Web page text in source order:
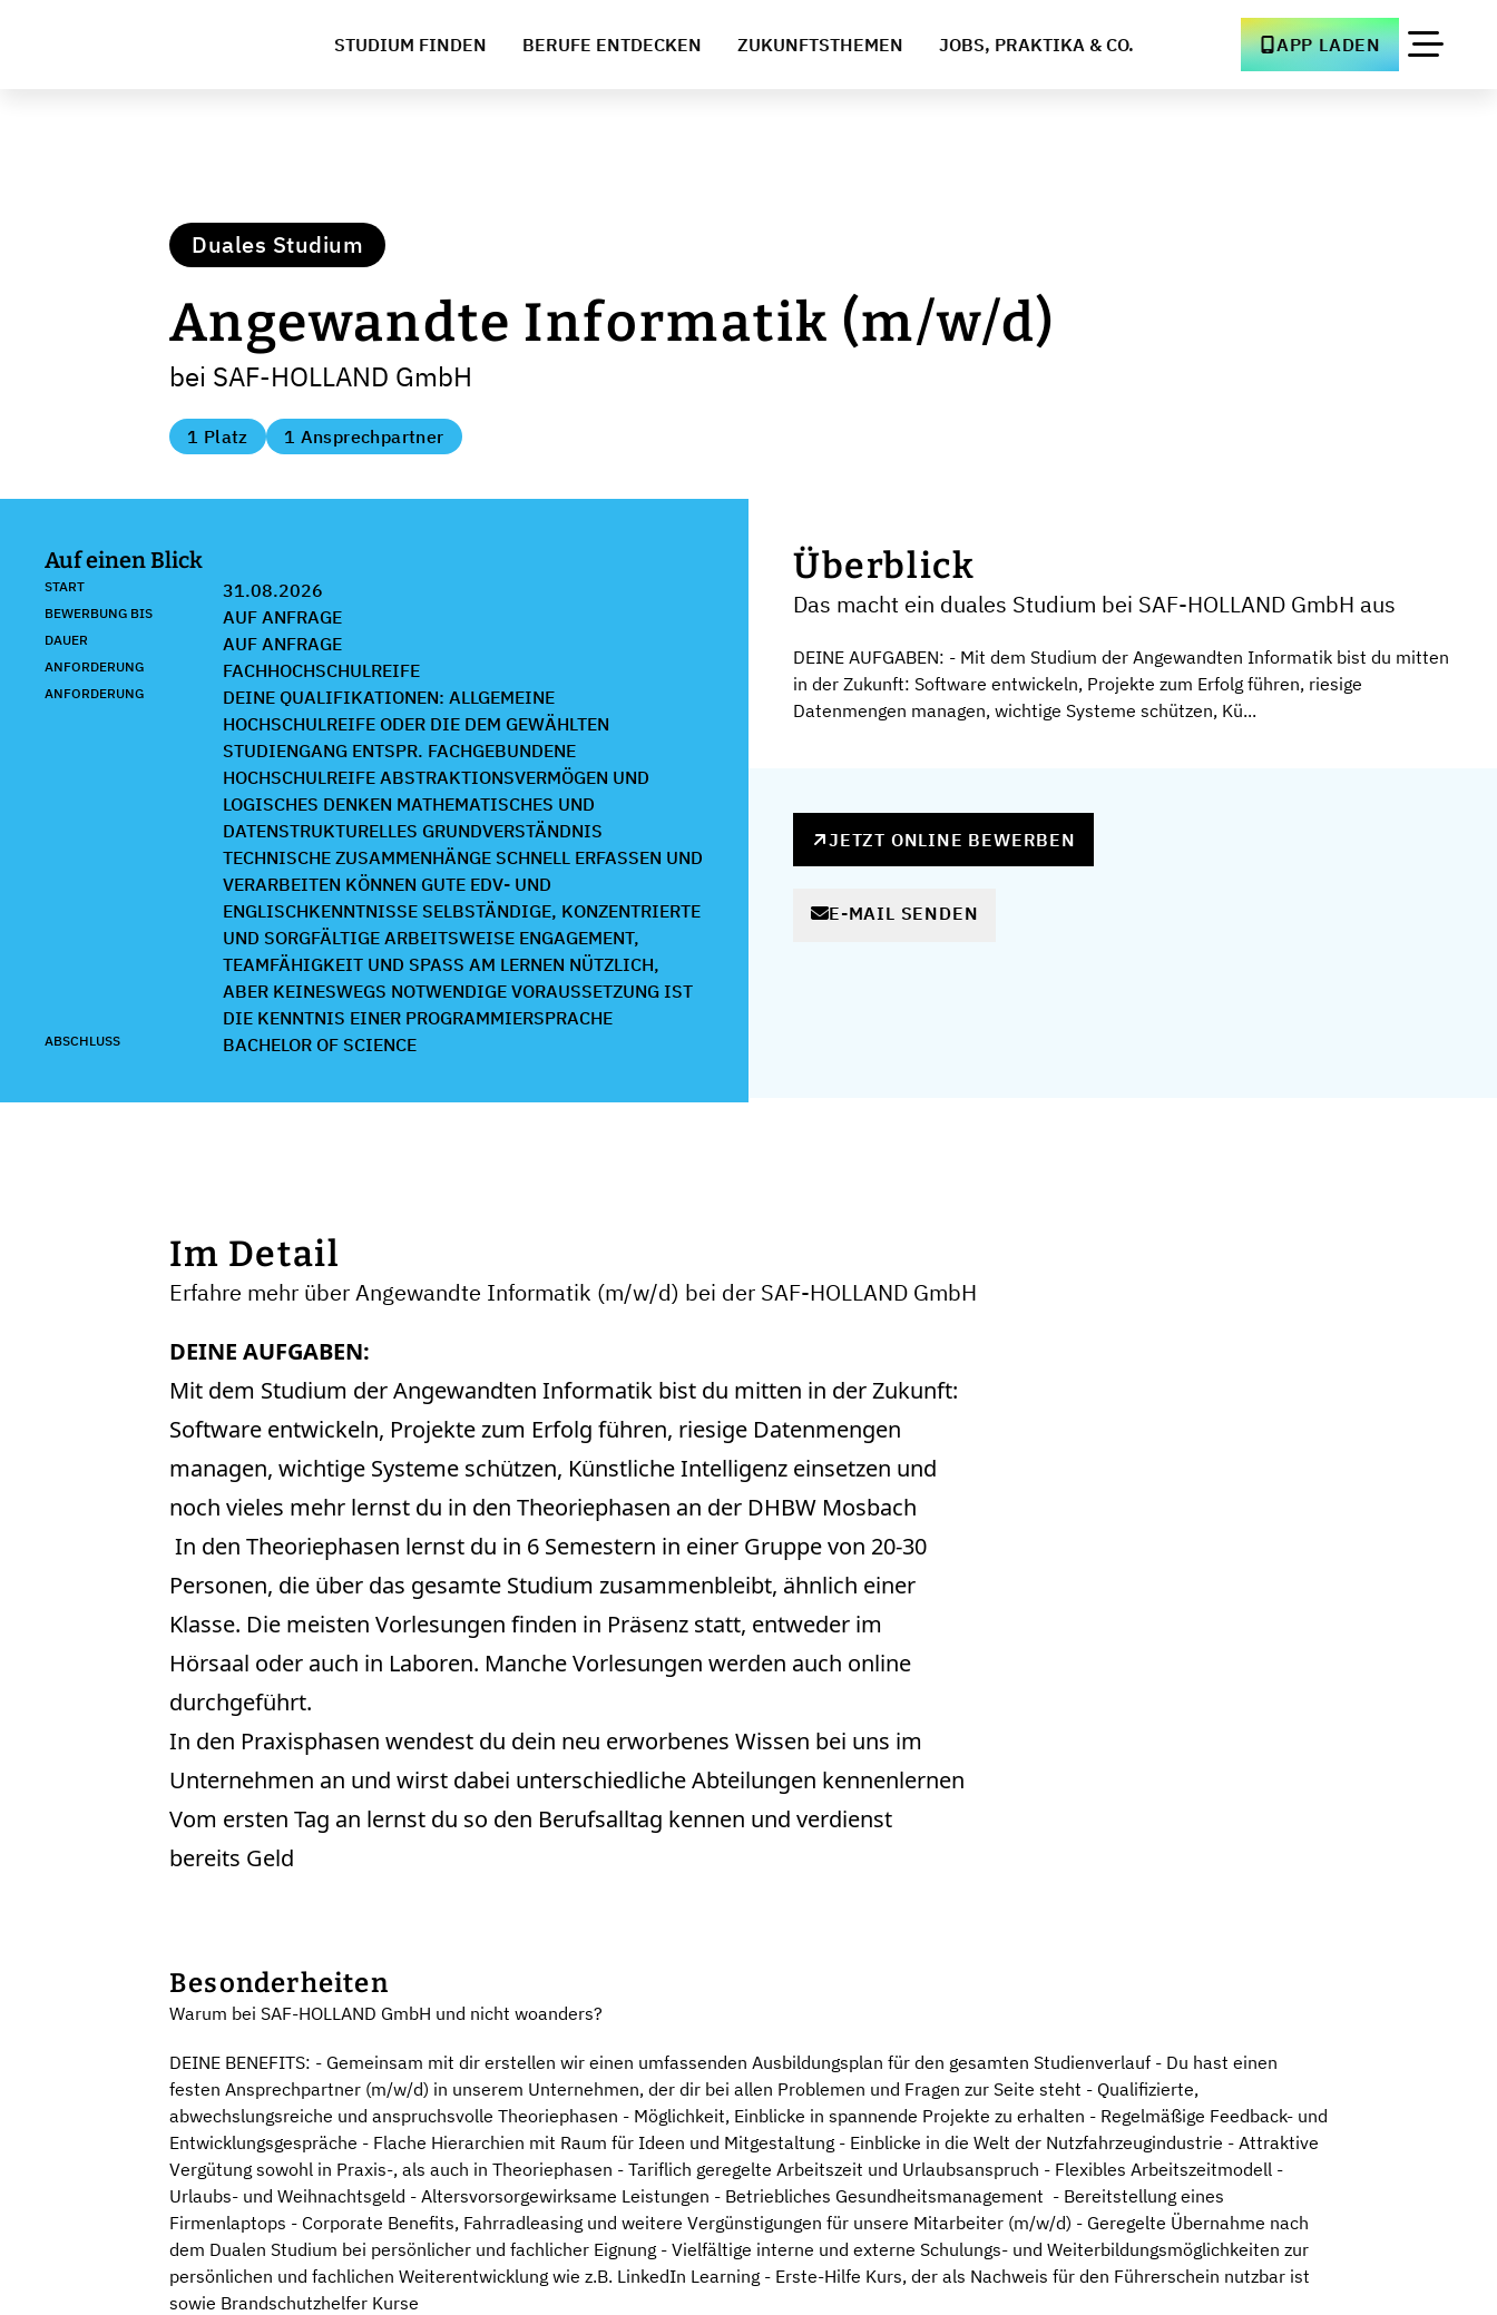
STUDIUM FINDEN BERUFE ENTDECKEN ZUKUNFTSTHEMEN JOBS, PRAKTIKA & CO. APP LADEN
Duales Studium
Angewandte Informatik (m/w/d)
bei SAF-HOLLAND GmbH
1 Platz 1 Ansprechpartner
Auf einen Blick
START 31.08.2026
BEWERBUNG BIS AUF ANFRAGE
DAUER AUF ANFRAGE
ANFORDERUNG FACHHOCHSCHULREIFE
ANFORDERUNG
DEINE QUALIFIKATIONEN: ALLGEMEINE
HOCHSCHULREIFE ODER DIE DEM GEWÄHLTEN
STUDIENGANG ENTSPR. FACHGEBUNDENE
HOCHSCHULREIFE ABSTRAKTIONSVERMÖGEN UND
LOGISCHES DENKEN MATHEMATISCHES UND
DATENSTRUKTURELLES GRUNDVERSTÄNDNIS
TECHNISCHE ZUSAMMENHÄNGE SCHNELL ERFASSEN UND
VERARBEITEN KÖNNEN GUTE EDV- UND
ENGLISCHKENNTNISSE SELBSTÄNDIGE, KONZENTRIERTE
UND SORGFÄLTIGE ARBEITSWEISE ENGAGEMENT,
TEAMFÄHIGKEIT UND SPASS AM LERNEN NÜTZLICH, A
BER KEINESWEGS NOTWENDIGE VORAUSSETZUNG IST D
IE KENNTNIS EINER PROGRAMMIERSPRACHE
ABSCHLUSS BACHELOR OF SCIENCE
Überblick
Das macht ein duales Studium bei SAF-HOLLAND GmbH aus
DEINE AUFGABEN: - Mit dem Studium der Angewandten Informatik bist du mitten
in der Zukunft: Software entwickeln, Projekte zum Erfolg führen, riesige
Datenmengen managen, wichtige Systeme schützen, Kü...
JETZT ONLINE BEWERBEN
E-MAIL SENDEN
Im Detail
Erfahre mehr über Angewandte Informatik (m/w/d) bei der SAF-HOLLAND GmbH
DEINE AUFGABEN:
Mit dem Studium der Angewandten Informatik bist du mitten in der Zukunft:
Software entwickeln, Projekte zum Erfolg führen, riesige Datenmengen
managen, wichtige Systeme schützen, Künstliche Intelligenz einsetzen und
noch vieles mehr lernst du in den Theoriephasen an der DHBW Mosbach
In den Theoriephasen lernst du in 6 Semestern in einer Gruppe von 20-30
Personen, die über das gesamte Studium zusammenbleibt, ähnlich einer
Klasse. Die meisten Vorlesungen finden in Präsenz statt, entweder im
Hörsaal oder auch in Laboren. Manche Vorlesungen werden auch online
durchgeführt.
In den Praxisphasen wendest du dein neu erworbenes Wissen bei uns im
Unternehmen an und wirst dabei unterschiedliche Abteilungen kennenlernen
Vom ersten Tag an lernst du so den Berufsalltag kennen und verdienst
bereits Geld
Besonderheiten
Warum bei SAF-HOLLAND GmbH und nicht woanders?
DEINE BENEFITS: - Gemeinsam mit dir erstellen wir einen umfassenden Ausbildungsplan für den gesamten Studienverlauf - Du hast einen
festen Ansprechpartner (m/w/d) in unserem Unternehmen, der dir bei allen Problemen und Fragen zur Seite steht - Qualifizierte,
abwechslungsreiche und anspruchsvolle Theoriephasen - Möglichkeit, Einblicke in spannende Projekte zu erhalten - Regelmäßige Feedback- und
Entwicklungsgespräche - Flache Hierarchien mit Raum für Ideen und Mitgestaltung - Einblicke in die Welt der Nutzfahrzeugindustrie - Attraktive
Vergütung sowohl in Praxis-, als auch in Theoriephasen - Tariflich geregelte Arbeitszeit und Urlaubsanspruch - Flexibles Arbeitszeitmodell -
Urlaubs- und Weihnachtsgeld - Altersvorsorgewirksame Leistungen - Betriebliches Gesundheitsmanagement - Bereitstellung eines
Firmenlaptops - Corporate Benefits, Fahrradleasing und weitere Vergünstigungen für unsere Mitarbeiter (m/w/d) - Geregelte Übernahme nach
dem Dualen Studium bei persönlicher und fachlicher Eignung - Vielfältige interne und externe Schulungs- und Weiterbildungsmöglichkeiten zur
persönlichen und fachlichen Weiterentwicklung wie z.B. LinkedIn Learning - Erste-Hilfe Kurs, der als Nachweis für den Führerschein nutzbar ist
sowie Brandschutzhelfer Kurse